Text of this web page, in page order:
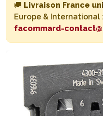
🚚 Livraison France
Europe & International :
facommard-